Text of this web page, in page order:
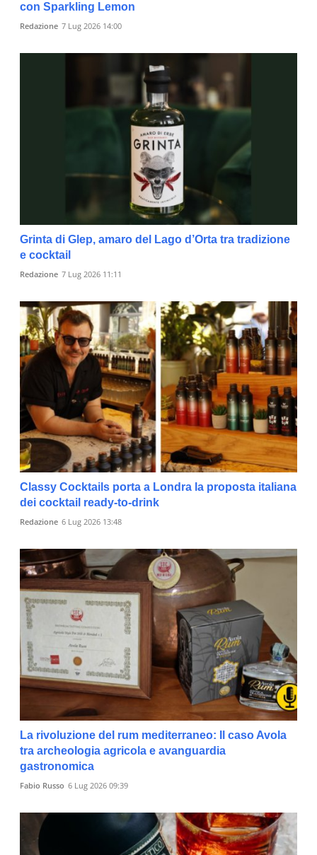
con Sparkling Lemon
Redazione 7 Lug 2026 14:00
Grinta di Glep, amaro del Lago d’Orta tra tradizione
e cocktail
Redazione 7 Lug 2026 11:11
Classy Cocktails porta a Londra la proposta italiana
dei cocktail ready-to-drink
Redazione 6 Lug 2026 13:48
La rivoluzione del rum mediterraneo: Il caso Avola
tra archeologia agricola e avanguardia
gastronomica
Fabio Russo 6 Lug 2026 09:39